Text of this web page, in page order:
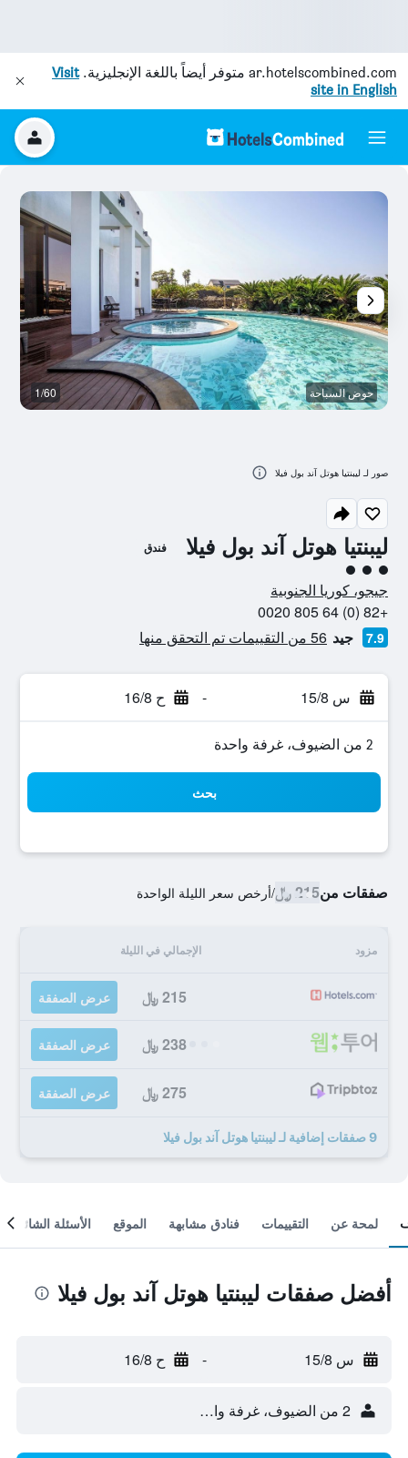
ar.hotelscombined.com متوفر أيضاً باللغة الإنجليزية.Visit
site in English
ليبنتيا هوتل آند بول فيلا فندق
تقييم فئة 3
جيجو، كوريا الجنوبية
+82 (0) 64 805 0020
7.9 جيد 56 من التقييمات تم التحقق منها
س 15/8 - ح 16/8
2 من الضيوف، غرفة واحدة
بحث
صفقات من215 ﷼ /أرخص سعر الليلة الواحدة
مزود الإجمالي في الليلة
215 ﷼ عرض الصفقة
238 ﷼ عرض الصفقة
275 ﷼ عرض الصفقة
9 صفقات إضافية لـ ليبنتيا هوتل آند بول فيلا
حوض السباحة 1/60
صور لـ ليبنتيا هوتل آند بول فيلا
لمحة عن التقييمات فنادق مشابهة الموقع الأسئلة الشائعة
أفضل صفقات ليبنتيا هوتل آند بول فيلا
س 15/8 - ح 16/8
2 من الضيوف، غرفة واحدة